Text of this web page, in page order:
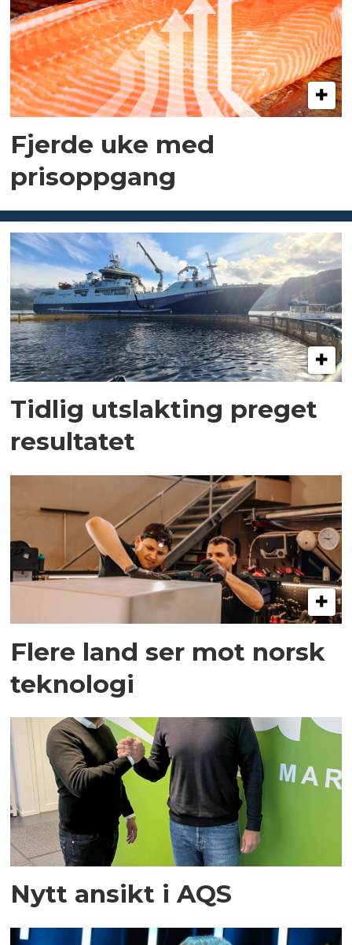
Fjerde uke med
prisoppgang
Tidlig utslakting preget
resultatet
Flere land ser mot norsk
teknologi
Nytt ansikt i AQS